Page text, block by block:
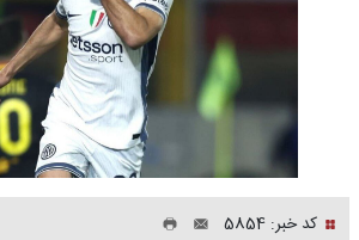
کد خبر: 5854